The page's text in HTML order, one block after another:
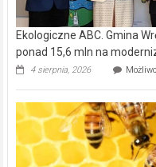
Ekologiczne ABC. Gmina
ponad 15,6 mln na
4 sierpnia, 2026